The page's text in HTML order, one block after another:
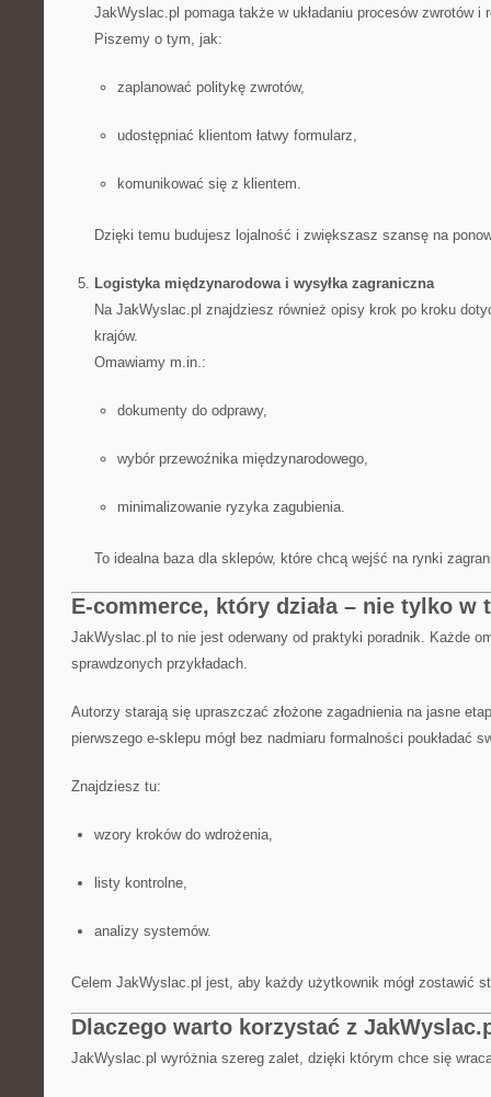
JakWyslac.pl pomaga także w układaniu procesów zwrotów i
Piszemy o tym, jak:
zaplanować politykę zwrotów,
udostępniać klientom łatwy formularz,
komunikować się z klientem.
Dzięki temu budujesz lojalność i zwiększasz szansę na
Logistyka międzynarodowa i wysyłka zagraniczna
Na JakWyslac.pl znajdziesz również opisy krok po kroku
krajów.
Omawiamy m.in.:
dokumenty do odprawy,
wybór przewoźnika międzynarodowego,
minimalizowanie ryzyka zagubienia.
To idealna baza dla sklepów, które chcą wejść na rynki
E-commerce, który działa – nie tylko w
JakWyslac.pl to nie jest oderwany od praktyki poradnik. Każde
sprawdzonych przykładach.
Autorzy starają się upraszczać złożone zagadnienia na jasne
pierwszego e-sklepu mógł bez nadmiaru formalności poukładać
Znajdziesz tu:
wzory kroków do wdrożenia,
listy kontrolne,
analizy systemów.
Celem JakWyslac.pl jest, aby każdy użytkownik mógł zostawić
Dlaczego warto korzystać z
JakWyslac.pl wyróżnia szereg zalet, dzięki którym chce się